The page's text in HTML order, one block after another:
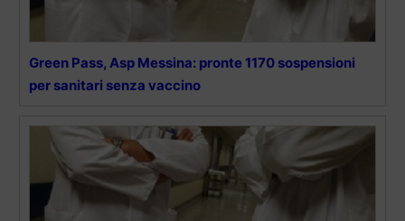
Green Pass, Asp Messina: pronte 1170 sospensioni
per sanitari senza vaccino